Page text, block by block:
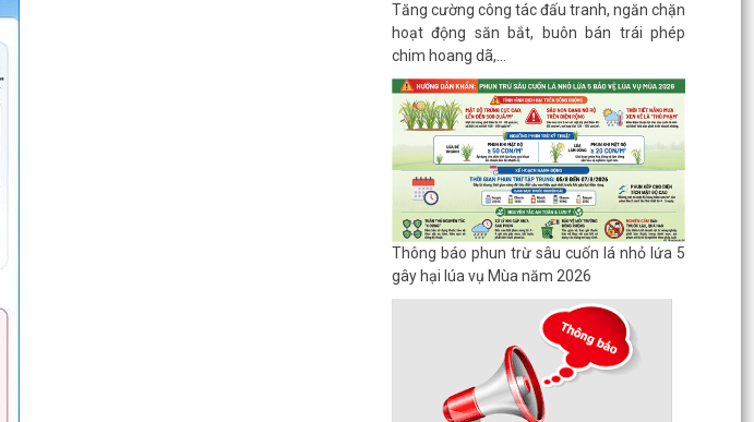
Tăng cường công tác đấu tranh, ngăn chặn
hoạt động săn bắt, buôn bán trái phép
chim hoang dã,...
Thông báo phun trừ sâu cuốn lá nhỏ lứa 5
gây hại lúa vụ Mùa năm 2026